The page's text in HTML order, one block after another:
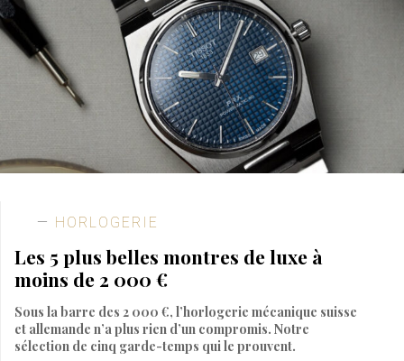
HORLOGERIE
Les 5 plus belles montres de luxe à
moins de 2 000 €
Sous la barre des 2 000 €, l’horlogerie mécanique suisse
et allemande n’a plus rien d’un compromis. Notre
sélection de cinq garde-temps qui le prouvent.